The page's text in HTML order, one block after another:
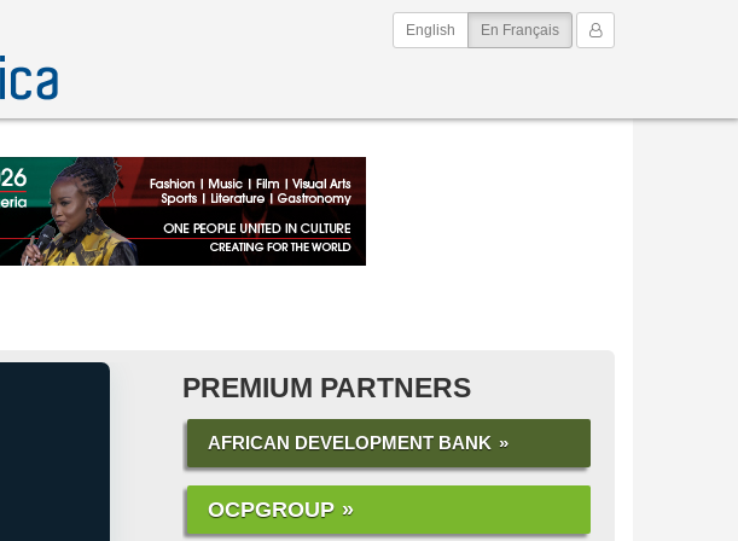
Mon Compte
English En Français(current)
PREMIUM PARTNERS
AFRICAN DEVELOPMENT BANK
OCPGROUP